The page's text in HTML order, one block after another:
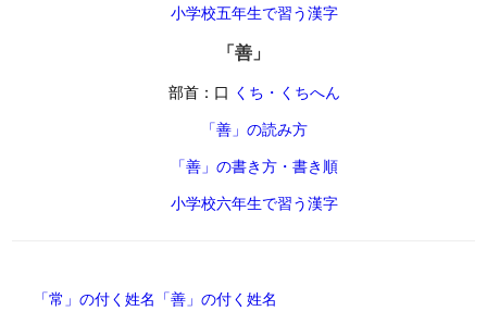
小学校五年生で習う漢字
「善」
部首：口 くち・くちへん
「善」の読み方
「善」の書き方・書き順
小学校六年生で習う漢字
「常」の付く姓名 「善」の付く姓名